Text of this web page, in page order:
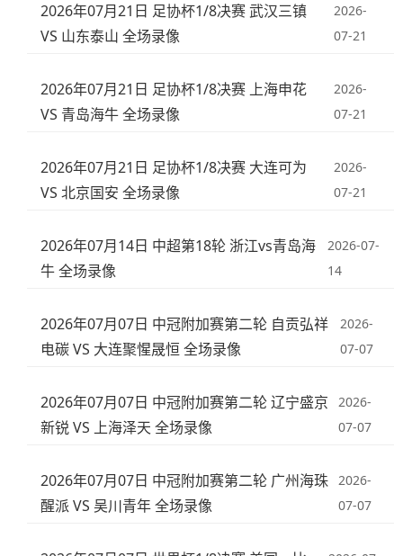
2026年07月21日 足协杯1/8决赛 武汉三镇
VS 山东泰山 全场录像
2026-
07-21
2026年07月21日 足协杯1/8决赛 上海申花
VS 青岛海牛 全场录像
2026-
07-21
2026年07月21日 足协杯1/8决赛 大连可为
VS 北京国安 全场录像
2026-
07-21
2026年07月14日 中超第18轮 浙江vs青岛海
牛 全场录像
2026-07-
14
2026年07月07日 中冠附加赛第二轮 自贡弘祥
电碳 VS 大连聚惺晟恒 全场录像
2026-
07-07
2026年07月07日 中冠附加赛第二轮 辽宁盛京
新锐 VS 上海泽天 全场录像
2026-
07-07
2026年07月07日 中冠附加赛第二轮 广州海珠
醒派 VS 吴川青年 全场录像
2026-
07-07